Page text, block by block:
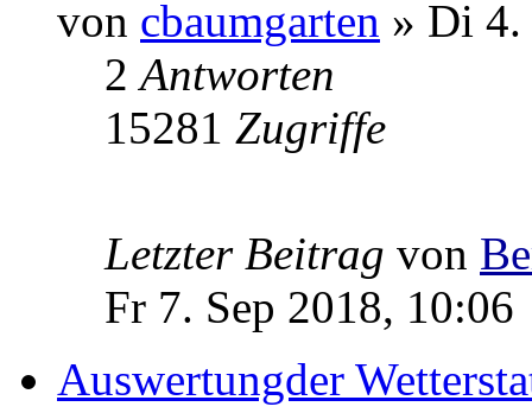
von cbaumgarten » Di 4.
2Antworten
15281 Zugriffe
Letzter Beitrag von
Fr 7. Sep 2018, 10:06
Auswertungder